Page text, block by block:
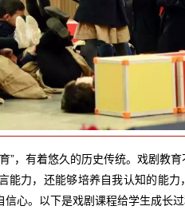
”，有着悠久的历史传统。戏剧教
能力，还能够培养自我认知的能力
心。以下是戏剧课程给学生成长过